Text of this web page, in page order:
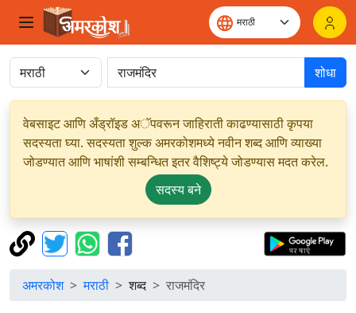
शोधा
वेबसाइट आणि अँड्रॉइड अॅपवरून जाहिराती काढण्यासाठी कृपया
सदस्यता घ्या. सदस्यता शुल्क अमरकोशमध्ये नवीन शब्द आणि व्याख्या
जोडण्यात आणि भाषांशी सम्बन्धित इतर वैशिष्ट्ये जोडण्यास मदत करेल.
सदस्य बने
अमरकोश मराठी शब्द राजमंदिर